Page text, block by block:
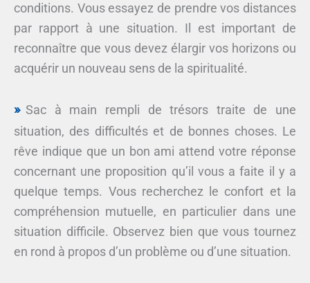
conditions. Vous essayez de prendre vos distances
par rapport à une situation. Il est important de
reconnaître que vous devez élargir vos horizons ou
acquérir un nouveau sens de la spiritualité.
Sac à main rempli de trésors traite de une
situation, des difficultés et de bonnes choses. Le
rêve indique que un bon ami attend votre réponse
concernant une proposition qu’il vous a faite il y a
quelque temps. Vous recherchez le confort et la
compréhension mutuelle, en particulier dans une
situation difficile. Observez bien que vous tournez
en rond à propos d’un problème ou d’une situation.